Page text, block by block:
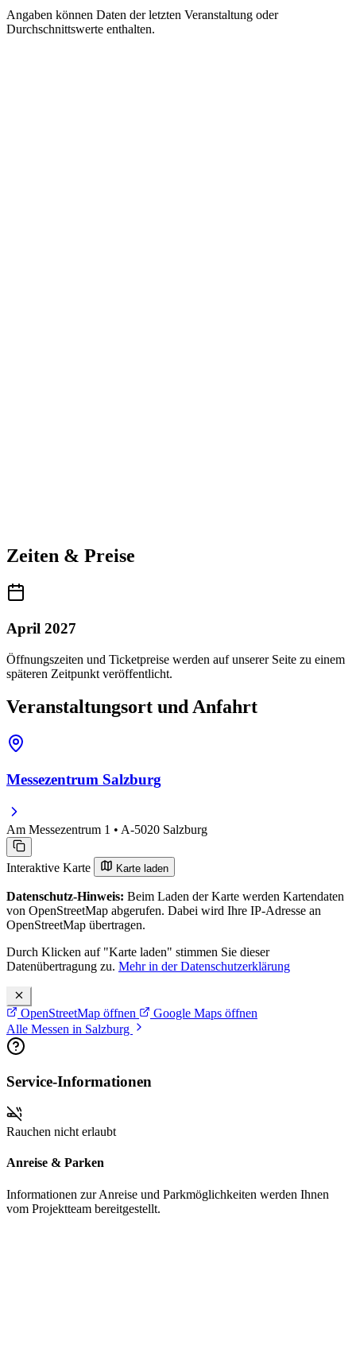
Angaben können Daten der letzten Veranstaltung oder
Durchschnittswerte enthalten.
Zeiten & Preise
April 2027
Öffnungszeiten und Ticketpreise werden auf unserer Seite zu einem
späteren Zeitpunkt veröffentlicht.
Veranstaltungsort und Anfahrt
Messezentrum Salzburg
Am Messezentrum 1 • A-5020 Salzburg
Interaktive Karte Karte laden
Datenschutz-Hinweis: Beim Laden der Karte werden Kartendaten
von OpenStreetMap abgerufen. Dabei wird Ihre IP-Adresse an
OpenStreetMap übertragen.
Durch Klicken auf "Karte laden" stimmen Sie dieser
Datenübertragung zu. Mehr in der Datenschutzerklärung
OpenStreetMap öffnen
Google Maps öffnen
Alle Messen in Salzburg
Service-Informationen
Rauchen nicht erlaubt
Anreise & Parken
Informationen zur Anreise und Parkmöglichkeiten werden Ihnen
vom Projektteam bereitgestellt.